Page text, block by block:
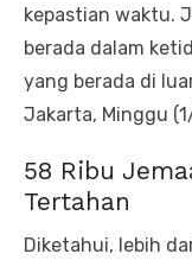
kepastian waktu.
berada dalam
yang berada di
Jakarta, Minggu
58 Ribu
Tertahan
Diketahui, lebih